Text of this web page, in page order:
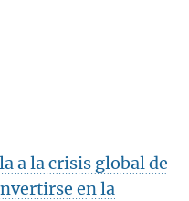
a la crisis global de
en la